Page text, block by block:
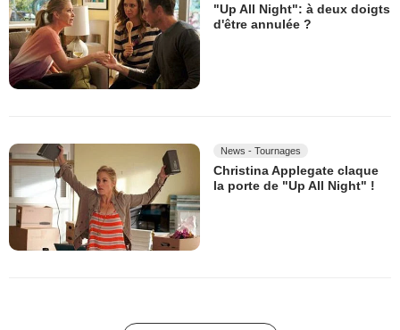
"Up All Night": à deux doigts
d'être annulée ?
News - Tournages
Christina Applegate claque
la porte de "Up All Night" !